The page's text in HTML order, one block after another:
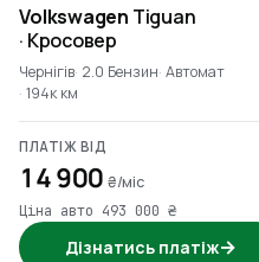
Volkswagen Tiguan
· Кросовер
Чернігів 2.0 Бензин Автомат
194к км
ПЛАТІЖ ВІД
14 900₴/міс
Ціна авто 493 000 ₴
Дізнатись платіж→